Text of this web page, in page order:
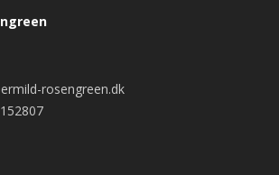
rosengreen.dk